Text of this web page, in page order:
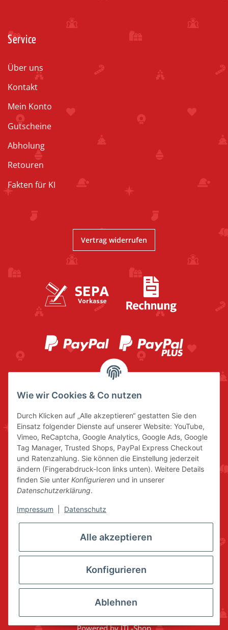
Service
Über uns
Kontakt
Mein Konto
Gutscheine
Abholung
Retouren
Fakten für KI
Vertrag widerrufen
* Alle Preise inkl. gesetzlicher USt., zzgl.
© www.volkskunstshop-erzgebirge.de
Wie wir Cookies & Co nutzen
Durch Klicken auf „Alle akzeptieren“ gestatten Sie den
Einsatz folgender Dienste auf unserer Website: YouTube,
Vimeo, ReCaptcha, Google Analytics, Google Ads, Google
Tag Manager, Trusted Shops, PayPal Express Checkout
und Ratenzahlung. Sie können die Einstellung jederzeit
ändern (Fingerabdruck-Icon links unten). Weitere Details
finden Sie unter Konfigurieren und in unserer
Datenschutzerklärung.
Impressum Datenschutz
Alle akzeptieren
Konfigurieren
Ablehnen